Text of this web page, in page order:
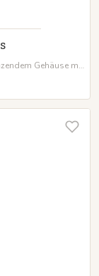
Gehäuse mit